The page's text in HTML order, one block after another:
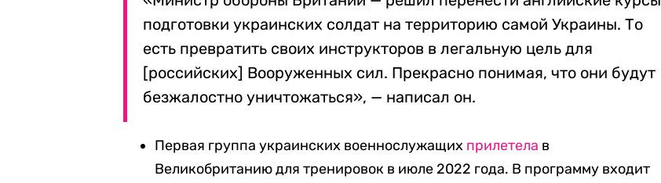
подготовки украинских солдат на территорию самой Украины. То
есть превратить своих инструкторов в легальную цель для
[российских] Вооруженных сил. Прекрасно понимая, что они будут
безжалостно уничтожаться», — написал он.
Первая группа украинских военнослужащих прилетела в
Великобританию для тренировок в июле 2022 года. В программу входит